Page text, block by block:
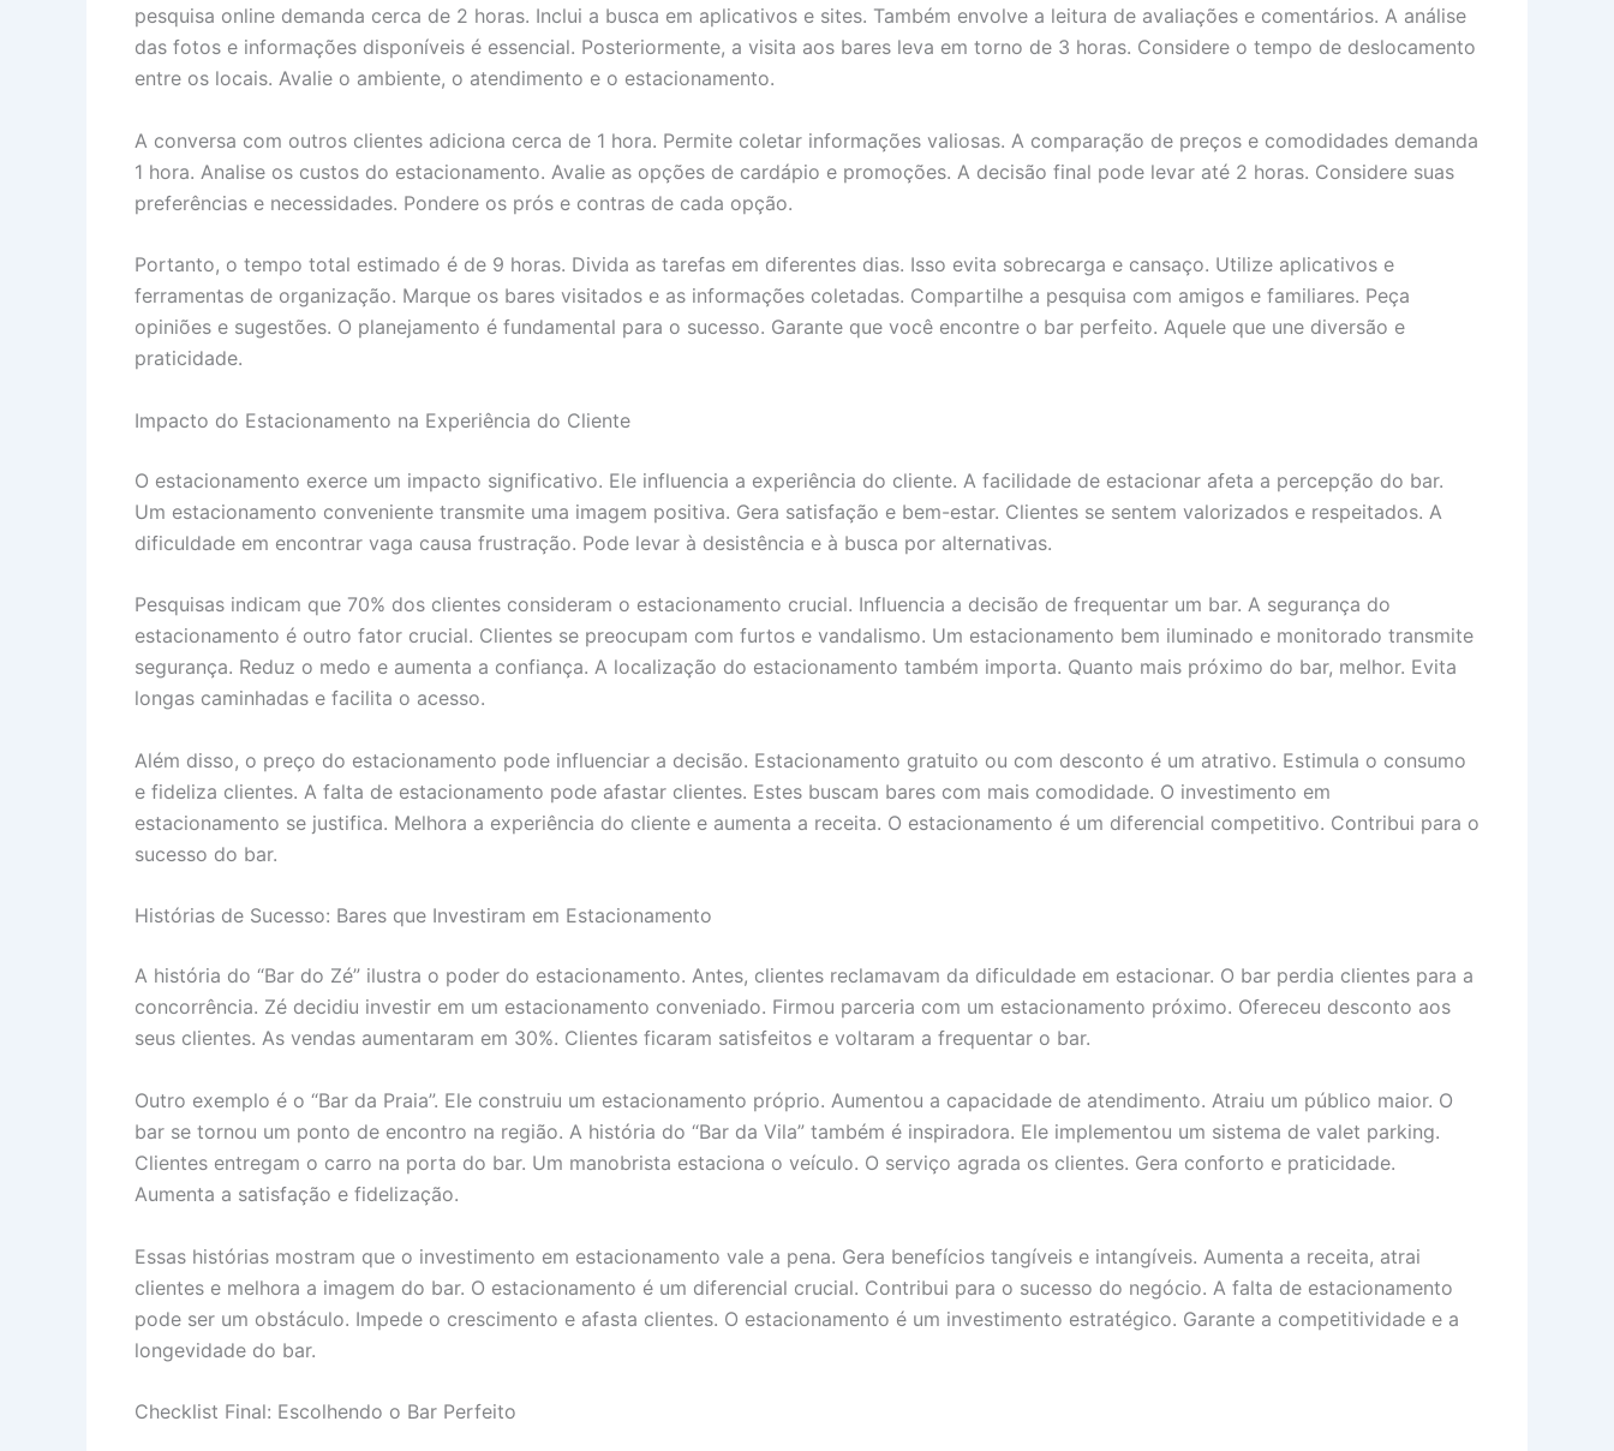
pesquisa online demanda cerca de 2 horas. Inclui a busca em aplicativos e sites. Também envolve a leitura de avaliações e comentários. A análise
das fotos e informações disponíveis é essencial. Posteriormente, a visita aos bares leva em torno de 3 horas. Considere o tempo de deslocamento
entre os locais. Avalie o ambiente, o atendimento e o estacionamento.
A conversa com outros clientes adiciona cerca de 1 hora. Permite coletar informações valiosas. A comparação de preços e comodidades demanda
1 hora. Analise os custos do estacionamento. Avalie as opções de cardápio e promoções. A decisão final pode levar até 2 horas. Considere suas
preferências e necessidades. Pondere os prós e contras de cada opção.
Portanto, o tempo total estimado é de 9 horas. Divida as tarefas em diferentes dias. Isso evita sobrecarga e cansaço. Utilize aplicativos e
ferramentas de organização. Marque os bares visitados e as informações coletadas. Compartilhe a pesquisa com amigos e familiares. Peça
opiniões e sugestões. O planejamento é fundamental para o sucesso. Garante que você encontre o bar perfeito. Aquele que une diversão e
praticidade.
Impacto do Estacionamento na Experiência do Cliente
O estacionamento exerce um impacto significativo. Ele influencia a experiência do cliente. A facilidade de estacionar afeta a percepção do bar.
Um estacionamento conveniente transmite uma imagem positiva. Gera satisfação e bem-estar. Clientes se sentem valorizados e respeitados. A
dificuldade em encontrar vaga causa frustração. Pode levar à desistência e à busca por alternativas.
Pesquisas indicam que 70% dos clientes consideram o estacionamento crucial. Influencia a decisão de frequentar um bar. A segurança do
estacionamento é outro fator crucial. Clientes se preocupam com furtos e vandalismo. Um estacionamento bem iluminado e monitorado transmite
segurança. Reduz o medo e aumenta a confiança. A localização do estacionamento também importa. Quanto mais próximo do bar, melhor. Evita
longas caminhadas e facilita o acesso.
Além disso, o preço do estacionamento pode influenciar a decisão. Estacionamento gratuito ou com desconto é um atrativo. Estimula o consumo
e fideliza clientes. A falta de estacionamento pode afastar clientes. Estes buscam bares com mais comodidade. O investimento em
estacionamento se justifica. Melhora a experiência do cliente e aumenta a receita. O estacionamento é um diferencial competitivo. Contribui para o
sucesso do bar.
Histórias de Sucesso: Bares que Investiram em Estacionamento
A história do “Bar do Zé” ilustra o poder do estacionamento. Antes, clientes reclamavam da dificuldade em estacionar. O bar perdia clientes para a
concorrência. Zé decidiu investir em um estacionamento conveniado. Firmou parceria com um estacionamento próximo. Ofereceu desconto aos
seus clientes. As vendas aumentaram em 30%. Clientes ficaram satisfeitos e voltaram a frequentar o bar.
Outro exemplo é o “Bar da Praia”. Ele construiu um estacionamento próprio. Aumentou a capacidade de atendimento. Atraiu um público maior. O
bar se tornou um ponto de encontro na região. A história do “Bar da Vila” também é inspiradora. Ele implementou um sistema de valet parking.
Clientes entregam o carro na porta do bar. Um manobrista estaciona o veículo. O serviço agrada os clientes. Gera conforto e praticidade.
Aumenta a satisfação e fidelização.
Essas histórias mostram que o investimento em estacionamento vale a pena. Gera benefícios tangíveis e intangíveis. Aumenta a receita, atrai
clientes e melhora a imagem do bar. O estacionamento é um diferencial crucial. Contribui para o sucesso do negócio. A falta de estacionamento
pode ser um obstáculo. Impede o crescimento e afasta clientes. O estacionamento é um investimento estratégico. Garante a competitividade e a
longevidade do bar.
Checklist Final: Escolhendo o Bar Perfeito